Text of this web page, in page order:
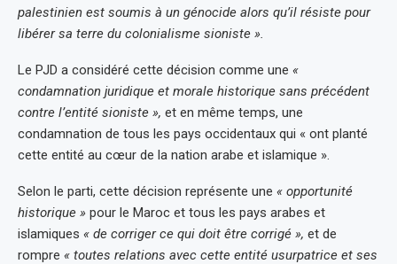
palestinien est soumis à un génocide alors qu’il résiste pour
libérer sa terre du colonialisme sioniste ».
Le PJD a considéré cette décision comme une «
condamnation juridique et morale historique sans précédent
contre l’entité sioniste », et en même temps, une
condamnation de tous les pays occidentaux qui « ont planté
cette entité au cœur de la nation arabe et islamique ».
Selon le parti, cette décision représente une « opportunité
historique » pour le Maroc et tous les pays arabes et
islamiques « de corriger ce qui doit être corrigé », et de
rompre « toutes relations avec cette entité usurpatrice et ses